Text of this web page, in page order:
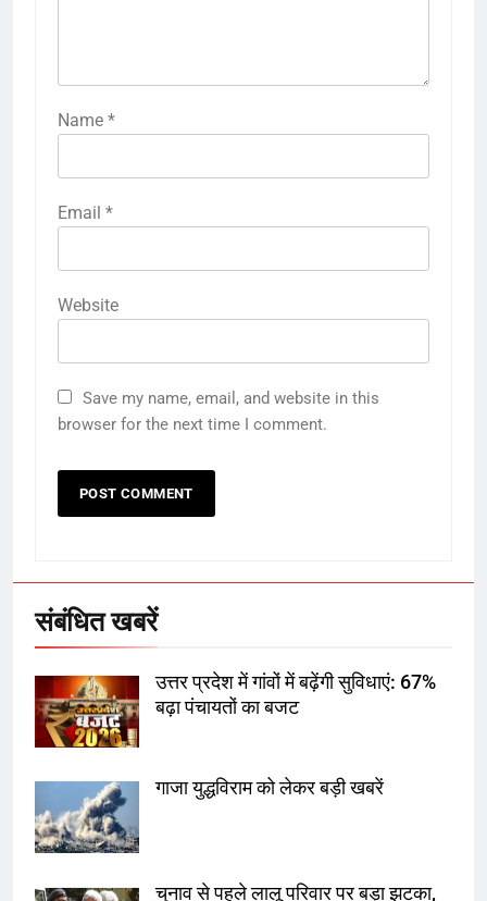
Name *
Email *
Website
Save my name, email, and website in this
browser for the next time I comment.
संबंधित खबरें
उत्तर प्रदेश में गांवों में बढ़ेंगी सुविधाएं: 67%
बढ़ा पंचायतों का बजट
गाजा युद्धविराम को लेकर बड़ी खबरें
चुनाव से पहले लालू परिवार पर बड़ा झटका,
6
उत्तर प्रदेश में गांवों में बढ़ेंगी सुविधाएं: 67%
बढ़ा पंचायतों का बजट
7